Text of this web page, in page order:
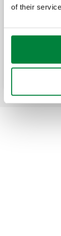
of their